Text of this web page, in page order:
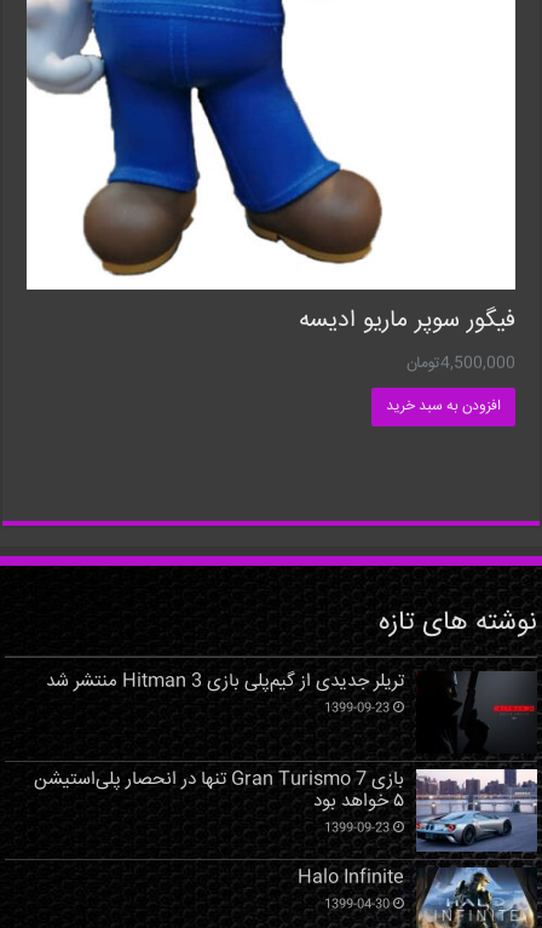
فیگور سوپر ماریو ادیسه
4,500,000تومان
افزودن به سبد خرید
نوشته های تازه
تریلر جدیدی از گیم‌پلی بازی Hitman 3 منتشر شد
1399-09-23
بازی Gran Turismo 7 تنها در انحصار پلی‌استیشن
۵ خواهد بود
1399-09-23
Halo Infinite
1399-04-30